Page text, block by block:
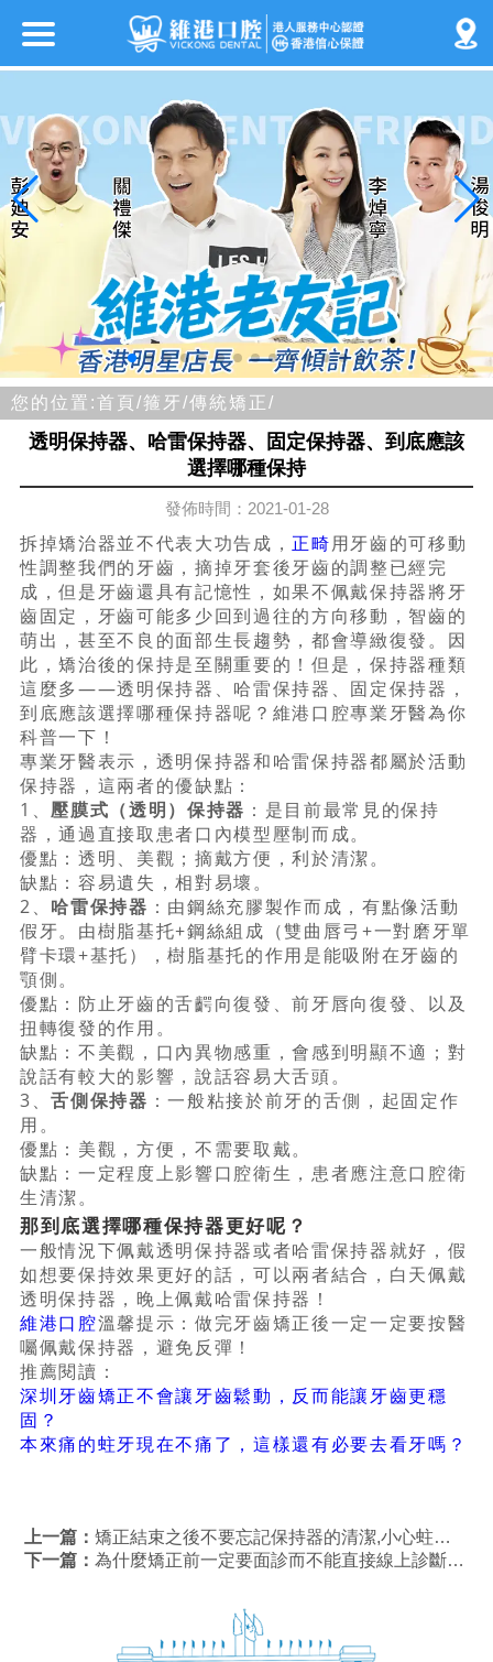
您的位置:首頁/箍牙/傳統矯正/
透明保持器、哈雷保持器、固定保持器、到底應該
選擇哪種保持
發佈時間：2021-01-28
拆掉矯治器並不代表大功告成， 正畸用牙齒的可移動
性調整我們的牙齒，摘掉牙套後牙齒的調整已經完
成，但是牙齒還具有記憶性，如果不佩戴保持器將牙
齒固定，牙齒可能多少回到過往的方向移動，智齒的
萌出，甚至不良的面部生長趨勢，都會導緻復發。因
此，矯治後的保持是至關重要的！但是，保持器種類
這麼多——透明保持器、哈雷保持器、固定保持器，
到底應該選擇哪種保持器呢？維港口腔專業牙醫為你
科普一下！
專業牙醫表示，透明保持器和哈雷保持器都屬於活動
保持器，這兩者的優缺點：
1、壓膜式（透明）保持器 ：是目前最常見的保持
器，通過直接取患者口內模型壓制而成。
優點：透明、美觀；摘戴方便，利於清潔。
缺點：容易遺失，相對易壞。
2、 哈雷保持器 ：由鋼絲充膠製作而成，有點像活動
假牙。由樹脂基托+鋼絲組成（雙曲唇弓+一對磨牙單
臂卡環+基托），樹脂基托的作用是能吸附在牙齒的
顎側。
優點：防止牙齒的舌齶向復發、前牙唇向復發、以及
扭轉復發的作用。
缺點：不美觀，口內異物感重，會感到明顯不適；對
說話有較大的影響，說話容易大舌頭。
3、舌側保持器 ：一般粘接於前牙的舌側，起固定作
用。
優點：美觀，方便，不需要取戴。
缺點：一定程度上影響口腔衛生，患者應注意口腔衛
生清潔。
那到底選擇哪種保持器更好呢？
一般情況下佩戴透明保持器或者哈雷保持器就好，假
如想要保持效果更好的話，可以兩者結合，白天佩戴
透明保持器，晚上佩戴哈雷保持器！
維港口腔溫馨提示：做完牙齒矯正後一定一定要按醫
囑佩戴保持器，避免反彈！
推薦閱讀：
深圳牙齒矯正不會讓牙齒鬆動，反而能讓牙齒更穩
固？
本來痛的蛀牙現在不痛了，這樣還有必要去看牙嗎？
上一篇：矯正結束之後不要忘記保持器的清潔,小心蛀牙、牙周病上身！
下一篇：為什麼矯正前一定要面診而不能直接線上診斷呢？